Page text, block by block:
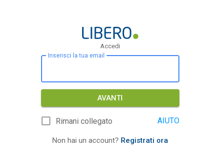
Accedi
Inserisci la tua email
AVANTI
Rimani collegato AIUTO
Non hai un account? Registrati ora